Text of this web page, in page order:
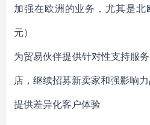
加强在欧洲的业务，尤其是
元）
为贸易伙伴提供针对性支持服
店，继续招募新卖家和强影响
提供差异化客户体验